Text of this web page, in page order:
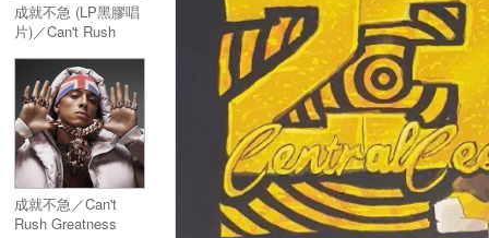
成就不急 (LP黑膠唱
片)／Can't Rush
成就不急／Can't
Rush Greatness